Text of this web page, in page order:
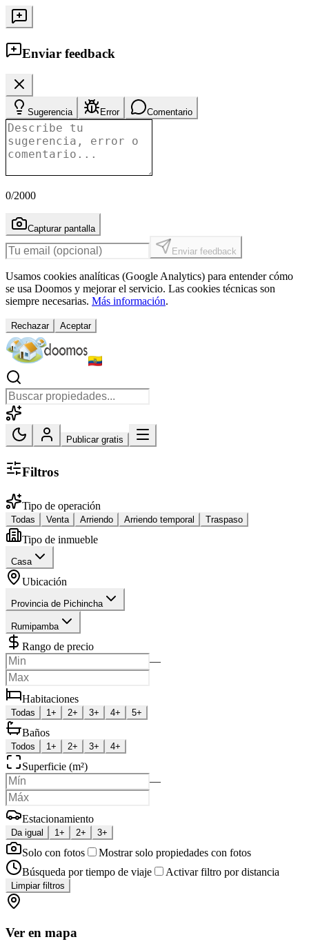
Enviar feedback
Sugerencia Error Comentario
0/2000
Capturar pantalla
Enviar feedback
Usamos cookies analíticas (Google Analytics) para entender cómo
se usa Doomos y mejorar el servicio. Las cookies técnicas son
siempre necesarias. Más información.
Rechazar Aceptar
Publicar gratis
Filtros
Tipo de operación
Todas Venta Arriendo Arriendo temporal Traspaso
Tipo de inmueble
Casa
Ubicación
Provincia de Pichincha
Rumipamba
Rango de precio
—
Habitaciones
Todas 1+ 2+ 3+ 4+ 5+
Baños
Todos 1+ 2+ 3+ 4+
Superficie (m²)
—
Estacionamiento
Da igual 1+ 2+ 3+
Solo con fotos
Mostrar solo propiedades con fotos
Búsqueda por tiempo de viaje
Activar filtro por distancia
Limpiar filtros
Ver en mapa